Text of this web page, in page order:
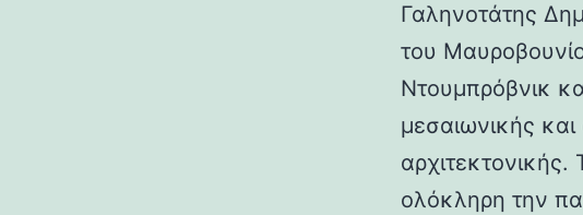
Γαληνοτάτης
του
Ντουμπρόβνικ
μεσαιωνικής
ολόκληρη την